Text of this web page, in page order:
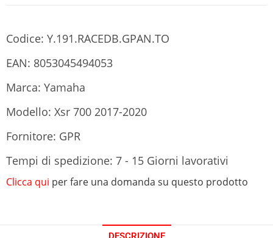
Codice: Y.191.RACEDB.GPAN.TO
EAN: 8053045494053
Marca: Yamaha
Modello: Xsr 700 2017-2020
Fornitore: GPR
Tempi di spedizione: 7 - 15 Giorni lavorativi
Clicca qui per fare una domanda su questo prodotto